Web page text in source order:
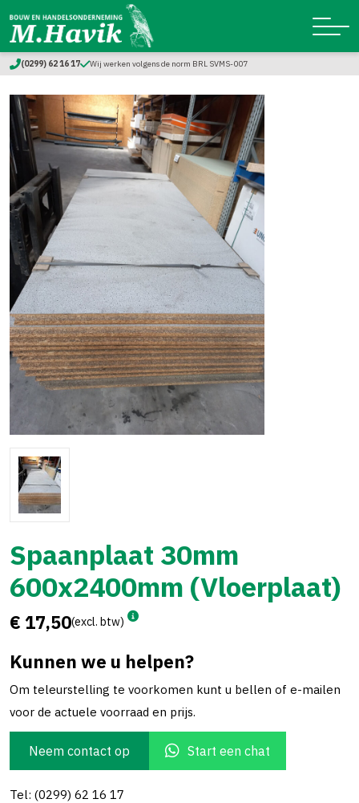
(0299) 62 16 17 Wij werken volgens de norm BRL SVMS-007
Spaanplaat 30mm
600x2400mm (Vloerplaat)
€ 17,50(excl. btw)
Kunnen we u helpen?
Om teleurstelling te voorkomen kunt u bellen of e-mailen
voor de actuele voorraad en prijs.
Neem contact op Start een chat
Tel: (0299) 62 16 17